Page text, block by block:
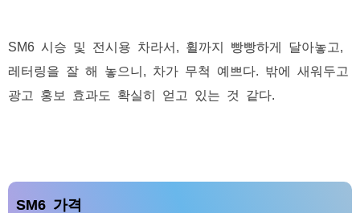
SM6 시승 및 전시용 차라서, 휠까지 빵빵하게 달아놓고,
레터링을 잘 해 놓으니, 차가 무척 예쁘다. 밖에 새워두고
광고 홍보 효과도 확실히 얻고 있는 것 같다.
SM6 가격